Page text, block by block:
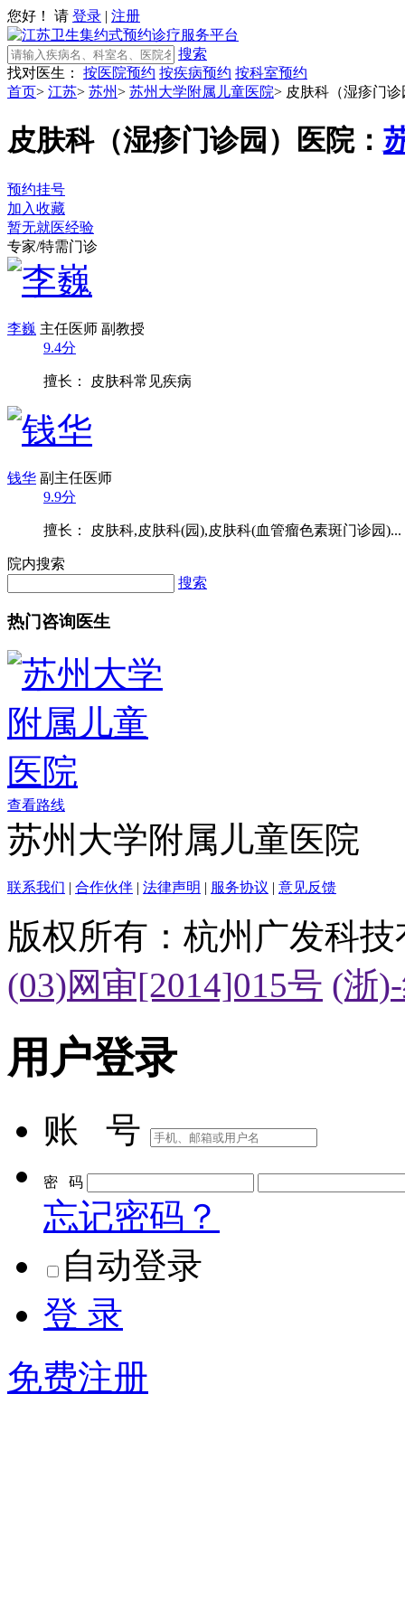
您好！ 请 登录 | 注册
搜索
找对医生：
按医院预约 按疾病预约 按科室预约
首页> 江苏> 苏州> 苏州大学附属儿童医院> 皮肤科（湿疹门诊
皮肤科（湿疹门诊园） 医院：
预约挂号
加入收藏
暂无就医经验
专家/特需门诊
李巍
主任医师 副教授
9.4分
擅长： 皮肤科常见疾病
9.9分
查看路线
苏州大学附属儿童医院
版权所有：杭州广发科
(03)网审[2014]015号 (浙
用户登录
账 号
忘记密码？
自动登录
登 录
免费注册